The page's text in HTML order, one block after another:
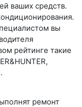
ваших средств.
вы
рейтинге такие
ремонт